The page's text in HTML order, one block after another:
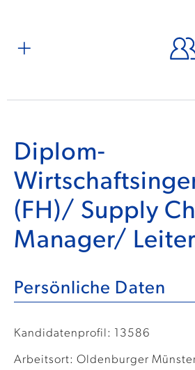
Diplom-
(FH)/ Supply
Manager/
Persönliche Daten
Kandidatenprofil: 13586
Arbeitsort: Oldenburger